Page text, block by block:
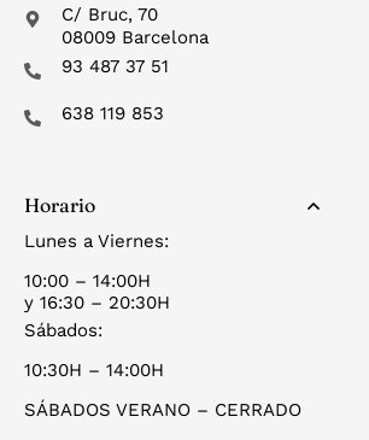
C/ Bruc, 70
08009 Barcelona
93 487 37 51
638 119 853
Horario
Lunes a Viernes:
10:00 – 14:00H
y 16:30 – 20:30H
Sábados:
10:30H – 14:00H
SÁBADOS VERANO – CERRADO